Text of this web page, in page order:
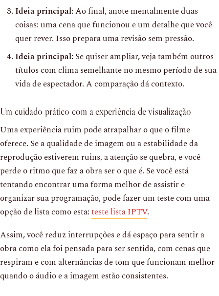
Ideia principal:Ao final, anote mentalmente duas
coisas: uma cena que funcionou e um detalhe que você
quer rever. Isso prepara uma revisão sem pressão.
Ideia principal:Se quiser ampliar, veja também outros
títulos com clima semelhante no mesmo período de sua
vida de espectador. A comparação dá contexto.
Um cuidado prático com a experiência de visualização
Uma experiência ruim pode atrapalhar o que o filme
oferece. Se a qualidade de imagem ou a estabilidade da
reprodução estiverem ruins, a atenção se quebra, e você
perde o ritmo que faz a obra ser o que é. Se você está
tentando encontrar uma forma melhor de assistir e
organizar sua programação, pode fazer um teste com uma
opção de lista como esta:teste lista IPTV.
Assim, você reduz interrupções e dá espaço para sentir a
obra como ela foi pensada para ser sentida, com cenas que
respiram e com alternâncias de tom que funcionam melhor
quando o áudio e a imagem estão consistentes.